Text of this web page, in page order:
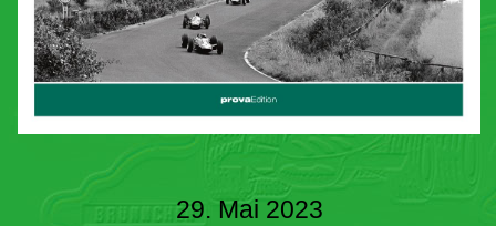
29. Mai 2023